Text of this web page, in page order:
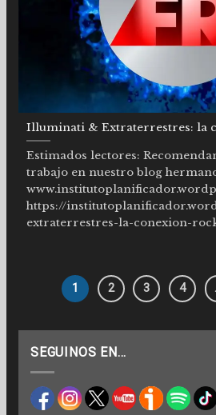
Illuminati & Extraterrestres: la
Estimados lectores:
trabajo en nuestro blog
https://
extraterrestres-la-conexion-
1 2 3 4
SEGUINOS EN…